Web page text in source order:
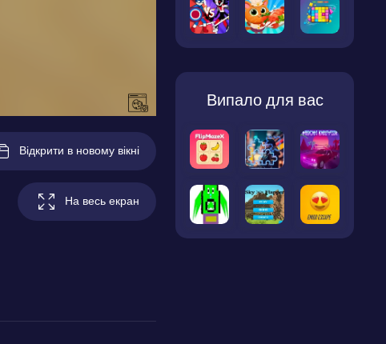
Відкрити в новому вікні
На весь екран
Випало для вас